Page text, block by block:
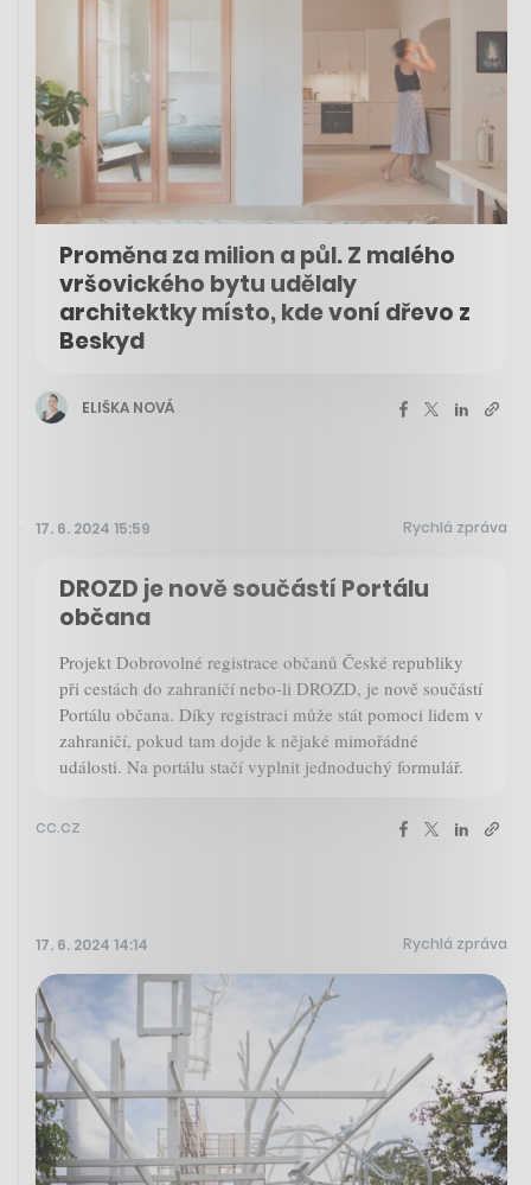
Proměna za milion a půl. Z malého
vršovického bytu udělaly
architektky místo, kde voní dřevo z
Beskyd
ELIŠKA NOVÁ
17. 6. 2024 15:59 Rychlá zpráva
DROZD je nově součástí Portálu
občana
Projekt Dobrovolné registrace občanů České republiky
při cestách do zahraničí nebo-li DROZD, je nově součástí
Portálu občana. Díky registraci může stát pomoci lidem v
zahraničí, pokud tam dojde k nějaké mimořádné
události. Na portálu stačí vyplnit jednoduchý formulář.
cc.cz
17. 6. 2024 14:14 Rychlá zpráva